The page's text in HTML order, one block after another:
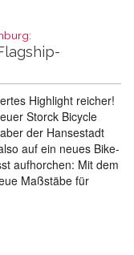
Highlight reicher!
Storck Bicycle
der Hansestadt
auf ein neues Bike-
aufhorchen: Mit dem
Maßstäbe für